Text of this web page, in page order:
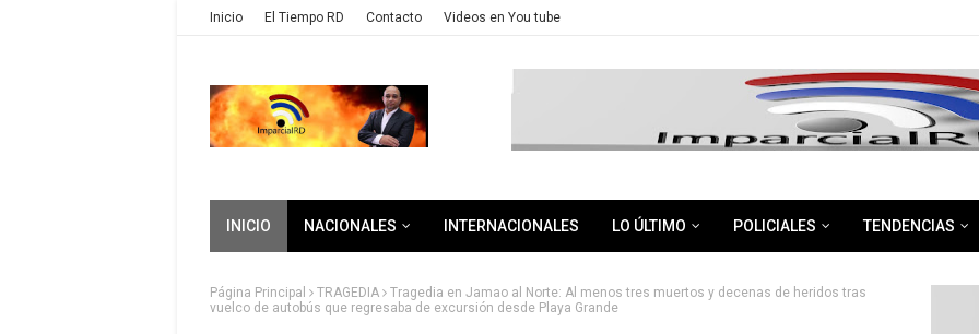
Inicio El Tiempo RD Contacto Videos en You tube
INICIO NACIONALES INTERNACIONALES LO ÚLTIMO POLICIALES TENDENCIAS
Página Principal TRAGEDIA
Tragedia en Jamao al Norte: Al menos tres muertos y decenas de heridos tras
vuelco de autobús que regresaba de excursión desde Playa Grande